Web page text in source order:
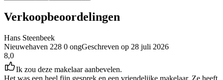
Verkoopbeoordelingen
Hans Steenbeek
Nieuwehaven 228 0 ongGeschreven op 28 juli 2026
8,0
Ik zou deze makelaar aanbevelen.
Het was een heel fijn gesprek en een vriendelijke makelaar. Ze heeft